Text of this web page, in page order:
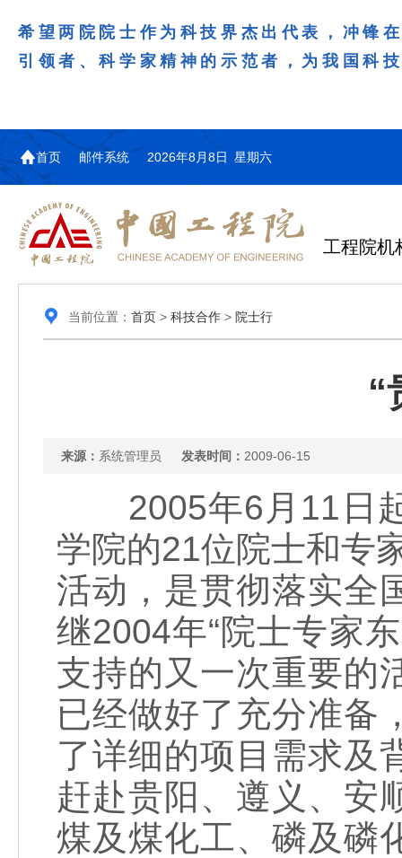
希望两院院士作为科技界杰出代表，冲锋
引领者、科学家精神的示范者，为我国科
首页 邮件系统 2026年8月8日 星期六
工程院机
当前位置： 首页> 科技合作> 院士行
“
来源： 系统管理员 发表时间： 2009-06-15
2005年6月11日起
学院的21位院士和专
活动，是贯彻落实全
继2004年“院士专家
支持的又一次重要的
已经做好了充分准备
了详细的项目需求及
赶赴贵阳、遵义、安
煤及煤化工、磷及磷